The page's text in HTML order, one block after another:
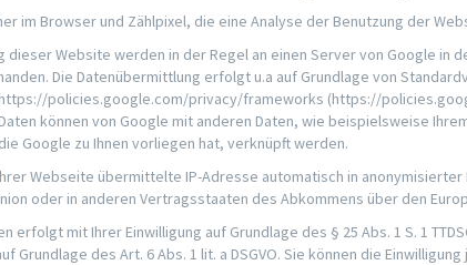
im Browser und Zählpixel, die eine Analyse der Benutzung der
Website werden in der Regel an einen Server von Google in
Die Datenübermittlung erfolgt u.a auf Grundlage von
policies.google.com/privacy/frameworks (https://
können von Google mit anderen Daten, wie beispielsweise
Google zu Ihnen vorliegen hat, verknüpft werden.
Webseite übermittelte IP-Adresse automatisch in
oder in anderen Vertragsstaaten des Abkommens über den
mit Ihrer Einwilligung auf Grundlage des § 25 Abs. 1 S. 1
Grundlage des Art. 6 Abs. 1 lit. a DSGVO. Sie können die